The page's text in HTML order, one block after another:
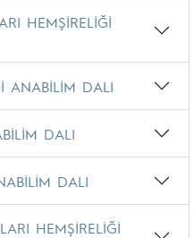
HEMŞİRELİĞİ
ANABİLİM DALI
DALI
DALI
HEMŞİRELİĞİ